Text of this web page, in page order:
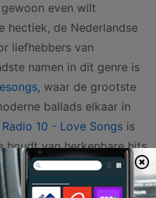
even wilt
hectiek, de Nederlandse
liefhebbers van
namen in dit genre is
, waar de grootste
ballads elkaar in
Radio 10 - Love Songs is
houdt van herkenbare hits